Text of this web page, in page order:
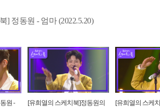
] 정동원 - 엄마 (2022.5.20)
원 - [유희열의 스케치북]정동원의 [유희열의 스케